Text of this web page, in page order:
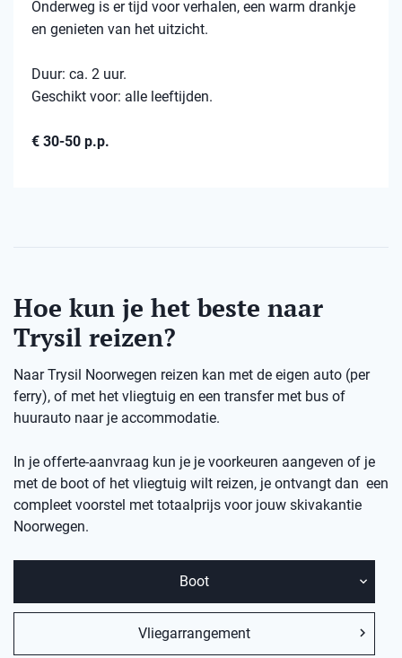
Onderweg is er tijd voor verhalen, een warm drankje
en genieten van het uitzicht.
Duur: ca. 2 uur.
Geschikt voor: alle leeftijden.
€ 30-50 p.p.
Hoe kun je het beste naar
Trysil reizen?
Naar Trysil Noorwegen reizen kan met de eigen auto (per
ferry), of met het vliegtuig en een transfer met bus of
huurauto naar je accommodatie.
In je offerte-aanvraag kun je je voorkeuren aangeven of je
met de boot of het vliegtuig wilt reizen, je ontvangt dan een
compleet voorstel met totaalprijs voor jouw skivakantie
Noorwegen.
Boot
Vliegarrangement